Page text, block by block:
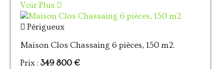
Voir Plus
Périgueux
Maison Clos Chassaing 6 pièces, 150 m2.
Prix : 349 800 €